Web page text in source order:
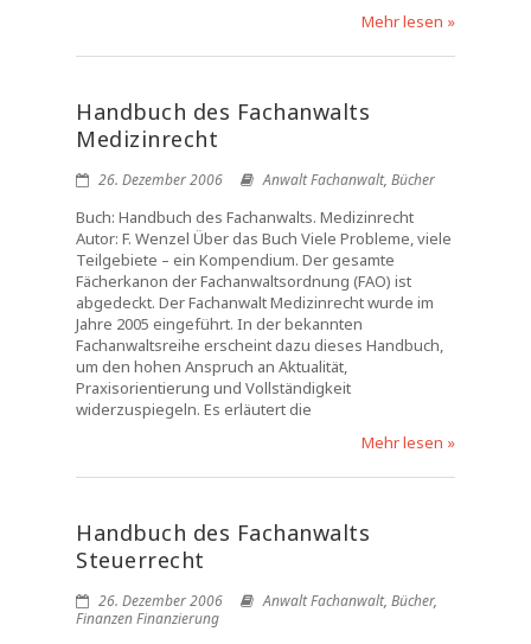
Mehr lesen »
Handbuch des Fachanwalts
Medizinrecht
26. Dezember 2006 Anwalt Fachanwalt, Bücher
Buch: Handbuch des Fachanwalts. Medizinrecht
Autor: F. Wenzel Über das Buch Viele Probleme, viele
Teilgebiete – ein Kompendium. Der gesamte
Fächerkanon der Fachanwaltsordnung (FAO) ist
abgedeckt. Der Fachanwalt Medizinrecht wurde im
Jahre 2005 eingeführt. In der bekannten
Fachanwaltsreihe erscheint dazu dieses Handbuch,
um den hohen Anspruch an Aktualität,
Praxisorientierung und Vollständigkeit
widerzuspiegeln. Es erläutert die
Mehr lesen »
Handbuch des Fachanwalts
Steuerrecht
26. Dezember 2006 Anwalt Fachanwalt, Bücher,
Finanzen Finanzierung